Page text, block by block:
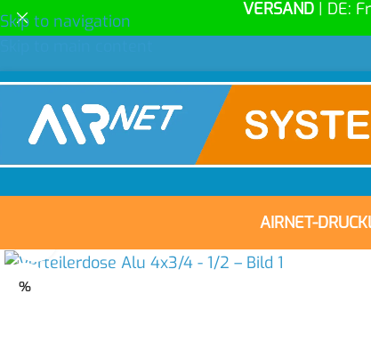
Skip to navigation
VERSAND | DE:
AIRNET-
%